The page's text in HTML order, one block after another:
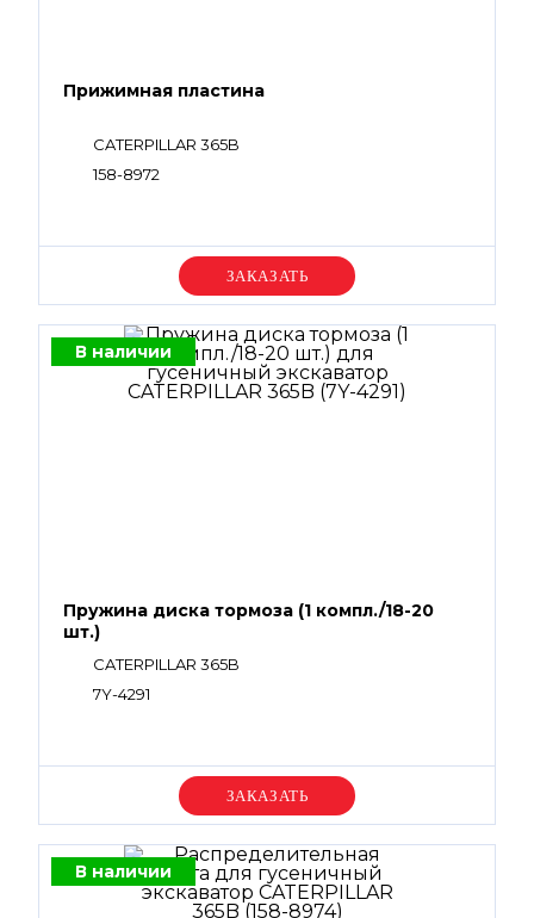
Прижимная пластина
CATERPILLAR 365B
158-8972
Уточняйте цену
В наличии
Пружина диска тормоза (1 компл./18-20
шт.)
CATERPILLAR 365B
7Y-4291
Уточняйте цену
В наличии